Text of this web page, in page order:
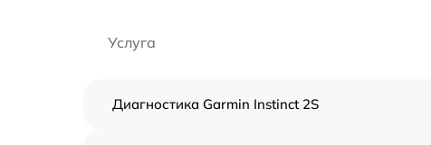
Услуга
Диагностика Garmin Instinct 2S